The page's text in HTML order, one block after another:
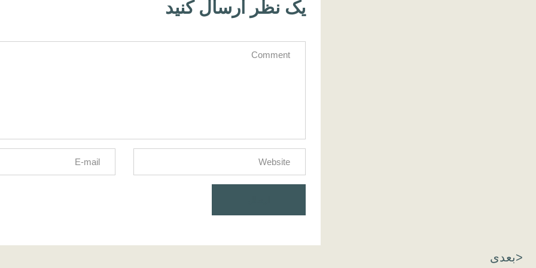
یک نظر ارسال کنید
<بعدی